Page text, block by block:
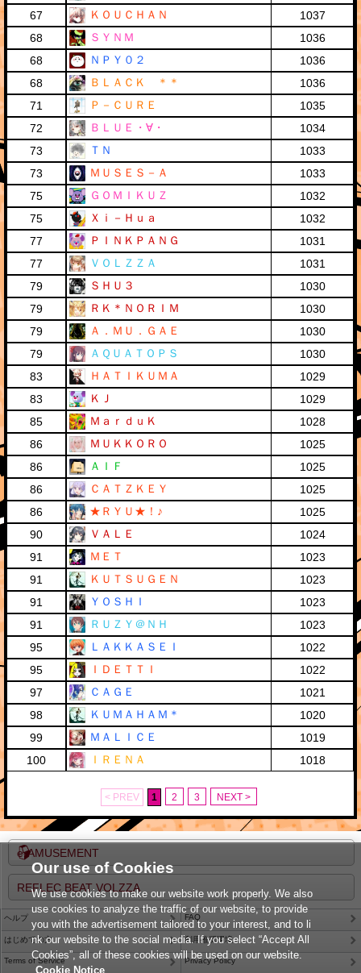
67
ＫＯＵＣＨＡＮ
1037
68
ＳＹＮＭ
1036
68
ＮＰＹ０２
1036
68
ＢＬＡＣＫ ＊＊
1036
71
Ｐ－ＣＵＲＥ
1035
72
ＢＬＵＥ・∀・
1034
73
ＴＮ
1033
73
ＭＵＳＥＳ－Ａ
1033
75
ＧＯＭＩＫＵＺ
1032
75
Ｘｉ－Ｈｕａ
1032
77
ＰＩＮＫＰＡＮＧ
1031
77
ＶＯＬＺＺＡ
1031
79
ＳＨＵ３
1030
79
ＲＫ＊ＮＯＲＩＭ
1030
79
Ａ．ＭＵ．ＧＡＥ
1030
79
ＡＱＵＡＴＯＰＳ
1030
83
ＨＡＴＩＫＵＭＡ
1029
83
ＫＪ
1029
85
ＭａｒｄｕＫ
1028
86
ＭＵＫＫＯＲＯ
1025
86
ＡＩＦ
1025
86
ＣＡＴＺＫＥＹ
1025
86
★ＲＹＵ★！♪
1025
90
ＶＡＬＥ
1024
91
ＭＥＴ
1023
91
ＫＵＴＳＵＧＥＮ
1023
91
ＹＯＳＨＩ
1023
91
ＲＵＺＹ＠ＮＨ
1023
95
ＬＡＫＫＡＳＥＩ
1022
95
ＩＤＥＴＴＩ
1022
97
ＣＡＧＥ
1021
98
ＫＵＭＡＨＡＭ＊
1020
99
ＭＡＬＩＣＥ
1019
100
ＩＲＥＮＡ 1018
< PREV 1 2 3 NEXT >
e-AMUSEMENT
REFLEC BEAT VOLZZA
ヘルプ FAQ
はじめての方 利用推奨環境
Terms of Service Privacy Policy
Our use of Cookies
We use cookies to make our website work properly. We also
use cookies to analyze the traffic of our website, to provide
you with the advertisement tailored to your interest, and to li
nk our website to the social media. If you select “Accept All
Cookies”, all of these cookies will be used on our website.
Cookie Notice